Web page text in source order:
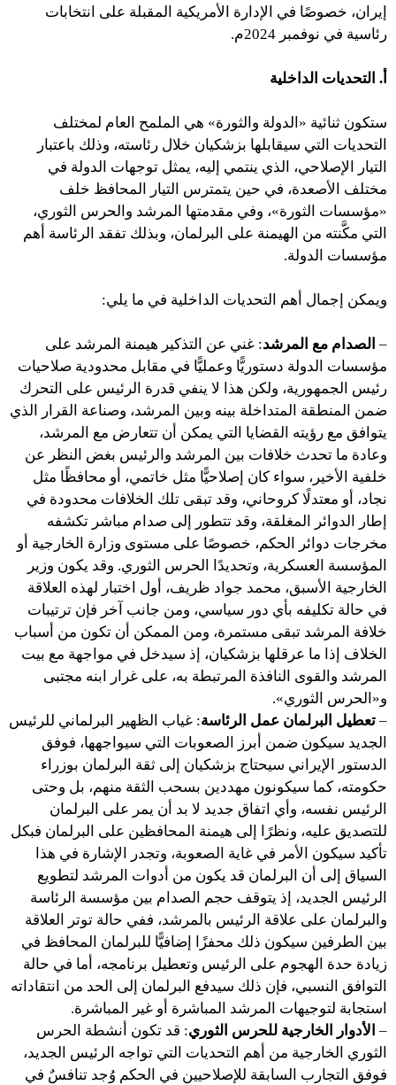
إيران، خصوصًا في الإدارة الأمريكية المقبلة على انتخابات
رئاسية في نوفمبر 2024م.
أ. التحديات الداخلية
ستكون ثنائية «الدولة والثورة» هي الملمح العام لمختلف
التحديات التي سيقابلها بزشكيان خلال رئاسته، وذلك باعتبار
التيار الإصلاحي، الذي ينتمي إليه، يمثل توجهات الدولة في
مختلف الأصعدة، في حين يتمترس التيار المحافظ خلف
«مؤسسات الثورة»، وفي مقدمتها المرشد والحرس الثوري،
التي مكَّنته من الهيمنة على البرلمان، وبذلك تفقد الرئاسة أهم
مؤسسات الدولة.
ويمكن إجمال أهم التحديات الداخلية في ما يلي:
– الصدام مع المرشد: غني عن التذكير هيمنة المرشد على
مؤسسات الدولة دستوريًّا وعمليًّا في مقابل محدودية صلاحيات
رئيس الجمهورية، ولكن هذا لا ينفي قدرة الرئيس على التحرك
ضمن المنطقة المتداخلة بينه وبين المرشد، وصناعة القرار الذي
يتوافق مع رؤيته القضايا التي يمكن أن تتعارض مع المرشد،
وعادة ما تحدث خلافات بين المرشد والرئيس بغض النظر عن
خلفية الأخير، سواء كان إصلاحيًّا مثل خاتمي، أو محافظًا مثل
نجاد، أو معتدلًا كروحاني، وقد تبقى تلك الخلافات محدودة في
إطار الدوائر المغلقة، وقد تتطور إلى صدام مباشر تكشفه
مخرجات دوائر الحكم، خصوصًا على مستوى وزارة الخارجية أو
المؤسسة العسكرية، وتحديدًا الحرس الثوري. وقد يكون وزير
الخارجية الأسبق، محمد جواد ظريف، أول اختبار لهذه العلاقة
في حالة تكليفه بأي دور سياسي، ومن جانب آخر فإن ترتيبات
خلافة المرشد تبقى مستمرة، ومن الممكن أن تكون من أسباب
الخلاف إذا ما عرقلها بزشكيان، إذ سيدخل في مواجهة مع بيت
المرشد والقوى النافذة المرتبطة به، على غرار ابنه مجتبى
و«الحرس الثوري».
– تعطيل البرلمان عمل الرئاسة: غياب الظهير البرلماني للرئيس
الجديد سيكون ضمن أبرز الصعوبات التي سيواجهها، فوفق
الدستور الإيراني سيحتاج بزشكيان إلى ثقة البرلمان بوزراء
حكومته، كما سيكونون مهددين بسحب الثقة منهم، بل وحتى
الرئيس نفسه، وأي اتفاق جديد لا بد أن يمر على البرلمان
للتصديق عليه، ونظرًا إلى هيمنة المحافظين على البرلمان فبكل
تأكيد سيكون الأمر في غاية الصعوبة، وتجدر الإشارة في هذا
السياق إلى أن البرلمان قد يكون من أدوات المرشد لتطويع
الرئيس الجديد، إذ يتوقف حجم الصدام بين مؤسسة الرئاسة
والبرلمان على علاقة الرئيس بالمرشد، ففي حالة توتر العلاقة
بين الطرفين سيكون ذلك محفزًا إضافيًّا للبرلمان المحافظ في
زيادة حدة الهجوم على الرئيس وتعطيل برنامجه، أما في حالة
التوافق النسبي، فإن ذلك سيدفع البرلمان إلى الحد من انتقاداته
استجابة لتوجيهات المرشد المباشرة أو غير المباشرة.
– الأدوار الخارجية للحرس الثوري: قد تكون أنشطة الحرس
الثوري الخارجية من أهم التحديات التي تواجه الرئيس الجديد،
فوفق التجارب السابقة للإصلاحيين في الحكم وُجد تنافسٌ في